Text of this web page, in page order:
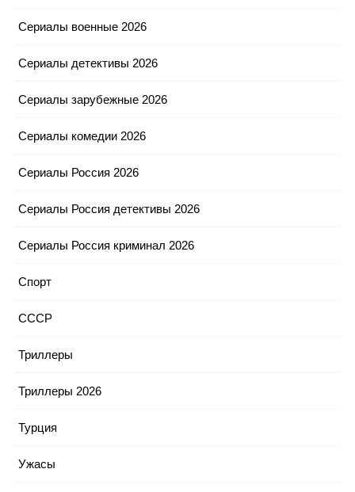
Сериалы военные 2026
Сериалы детективы 2026
Сериалы зарубежные 2026
Сериалы комедии 2026
Сериалы Россия 2026
Сериалы Россия детективы 2026
Сериалы Россия криминал 2026
Спорт
СССР
Триллеры
Триллеры 2026
Турция
Ужасы